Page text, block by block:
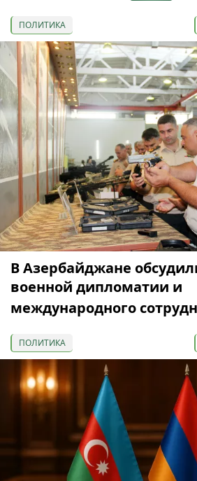
ПОЛИТИКА
В Азербайджане
военной дипломатии и
международного
ПОЛИТИКА